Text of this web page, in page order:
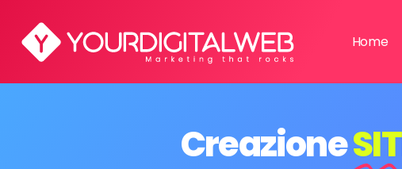
Home
Creazione